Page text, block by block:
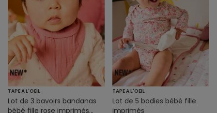
TAPE A L'OEIL
Lot de 3 bavoirs bandanas
bébé fille rose imprimés
TAPE A L'OEIL
Lot de 5 bodies bébé fille
imprimés